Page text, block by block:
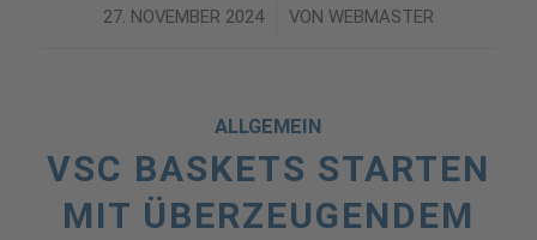
27. NOVEMBER 2024
/ VON WEBMASTER
ALLGEMEIN
VSC BASKETS STARTEN
MIT ÜBERZEUGENDEM